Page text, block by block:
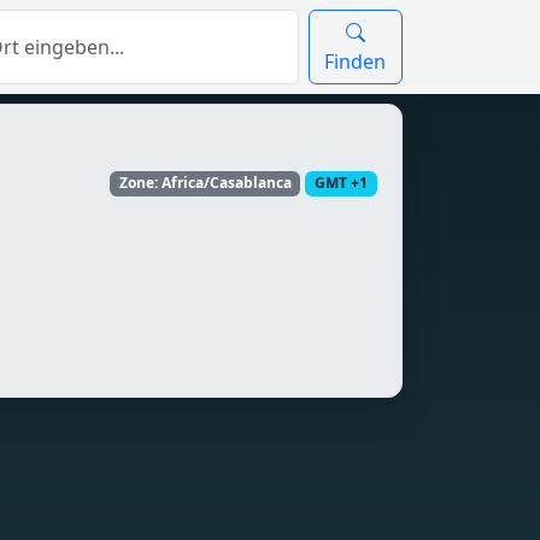
Finden
Zone: Africa/Casablanca GMT +1